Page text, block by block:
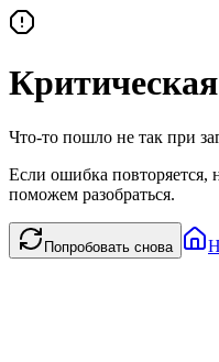
Что-то пошло не так при
Если ошибка повторяется,
поможем разобраться.
Попробовать снова